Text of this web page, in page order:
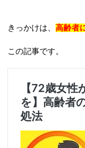
きっかけは、 高齢者
この記事です。